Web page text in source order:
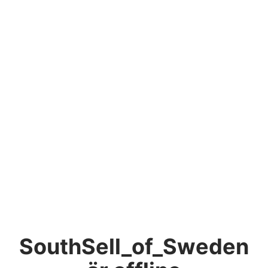
SouthSell_of_Sweden